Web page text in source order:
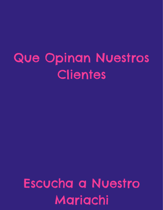
Que Opinan Nuestros
Clientes
Escucha a Nuestro
Mariachi